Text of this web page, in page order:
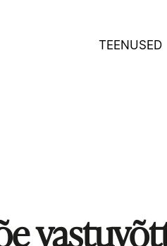
TEENUSED